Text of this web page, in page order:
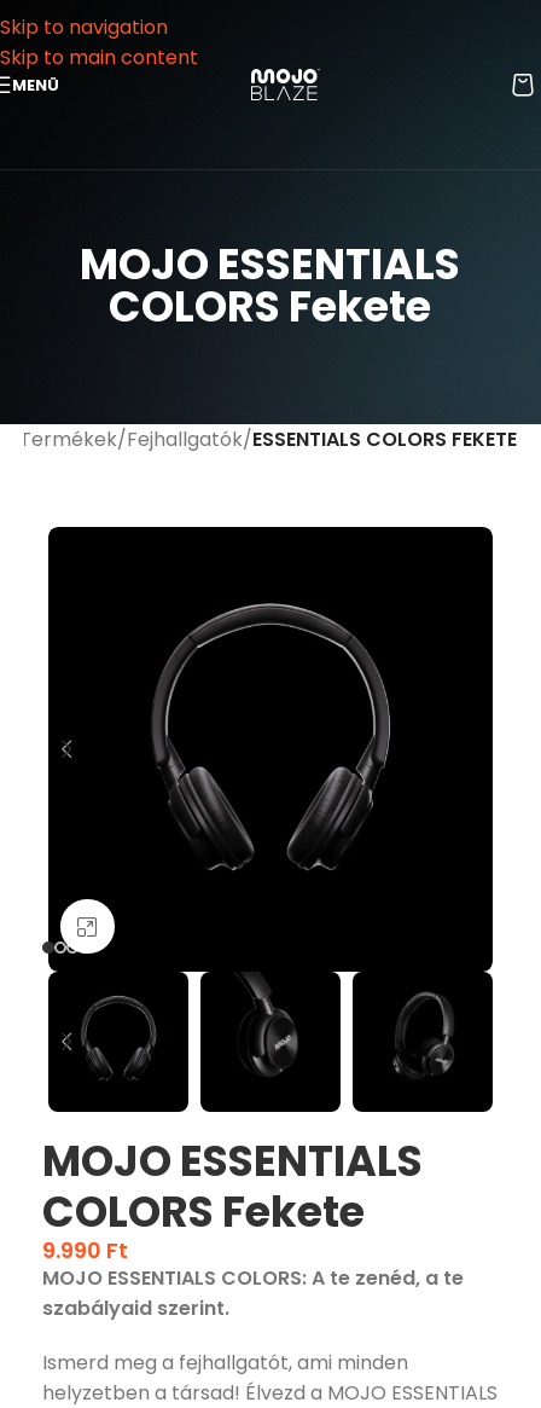
Skip to navigation
Skip to main content
MENÜ
MOJO ESSENTIALS
COLORS Fekete
Termékek Fejhallgatók ESSENTIALS COLORS FEKETE
Nagyításhoz kattints ide
MOJO ESSENTIALS
COLORS Fekete
9.990 Ft
MOJO ESSENTIALS COLORS: A te zenéd, a te
szabályaid szerint.
Ismerd meg a fejhallgatót, ami minden
helyzetben a társad! Élvezd a MOJO ESSENTIALS